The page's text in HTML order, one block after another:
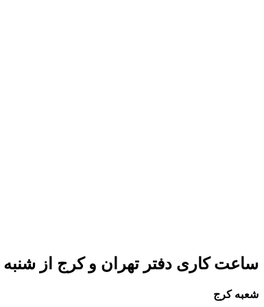
ساعت کاری دفتر تهران و کرج از شنبه تا چهارشنبه 8
شعبه کرج